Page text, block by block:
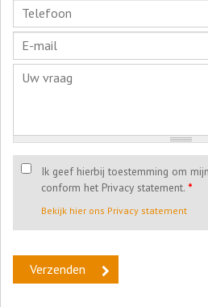
Ik geef hierbij toestemming om
conform het Privacy statement. *
Bekijk hier ons Privacy statement